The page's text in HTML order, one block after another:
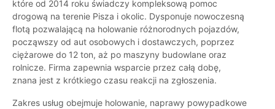
które od 2014 roku świadczy kompleksową pomoc
drogową na terenie Pisza i okolic. Dysponuje nowoczesną
flotą pozwalającą na holowanie różnorodnych pojazdów,
począwszy od aut osobowych i dostawczych, poprzez
ciężarowe do 12 ton, aż po maszyny budowlane oraz
rolnicze. Firma zapewnia wsparcie przez całą dobę,
znana jest z krótkiego czasu reakcji na zgłoszenia.
Zakres usług obejmuje holowanie, naprawy powypadkowe